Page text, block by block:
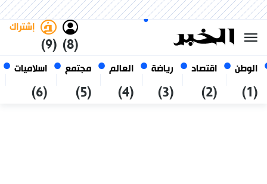
الوطن
(1)
اقتصاد
(2)
رياضة
(3)
العالم
(4)
مجتمع
(5)
اسلاميات
(6)
(8)
إشتراك
(9)
07 أغسطس 2026
الجزائر